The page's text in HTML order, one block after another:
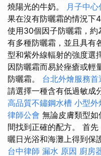
燒陽光的牛奶。 月子中心
果在沒有防曬霜的情況下
使用30個因子防曬霜，約
有多種防曬霜，並且具有
型和紫外線輻射的強度選
因防曬霜而易於痤瘡或輕
防曬霜。 台北外燴服務首
請選擇一種含有低過敏成
高品質不鏽鋼水槽 小型外
律師公會 無論皮膚類型
間找到正確的配方。 首
曬日光浴和海灘上得到保
台中律師 漏水 原因 廚房